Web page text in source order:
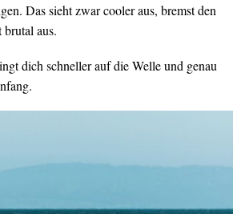
Das sieht zwar cooler aus, bremst den
brutal aus.
dich schneller auf die Welle und genau